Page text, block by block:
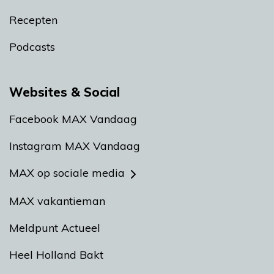
Recepten
Podcasts
Websites & Social
Facebook MAX Vandaag
Instagram MAX Vandaag
MAX op sociale media
MAX vakantieman
Meldpunt Actueel
Heel Holland Bakt